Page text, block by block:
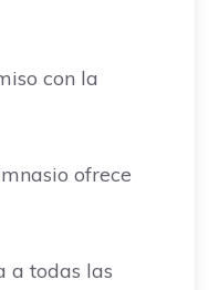
con la
ofrece
a todas las